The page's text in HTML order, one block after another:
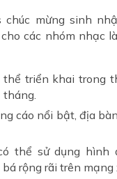
chúc mừng sinh
các nhóm nhạc
thể triển khai trong
cáo nổi bật, địa
thể sử dụng hình
rộng rãi trên mạng